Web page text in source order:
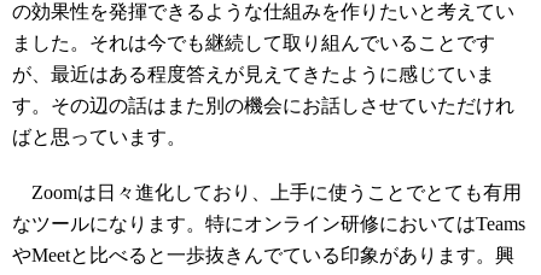
の効果性を発揮できるような仕組みを作りたいと考えてい
ました。それは今でも継続して取り組んでいることです
が、最近はある程度答えが見えてきたように感じていま
す。その辺の話はまた別の機会にお話しさせていただけれ
ばと思っています。
Zoomは日々進化しており、上手に使うことでとても有用
なツールになります。特にオンライン研修においてはTeams
やMeetと比べると一歩抜きんでている印象があります。興